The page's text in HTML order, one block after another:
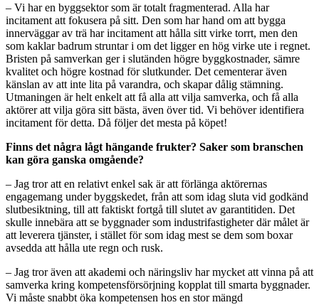
– Vi har en byggsektor som är totalt fragmenterad. Alla har
incitament att fokusera på sitt. Den som har hand om att bygga
innerväggar av trä har incitament att hålla sitt virke torrt, men den
som kaklar badrum struntar i om det ligger en hög virke ute i regnet.
Bristen på samverkan ger i slutänden högre byggkostnader, sämre
kvalitet och högre kostnad för slutkunder. Det cementerar även
känslan av att inte lita på varandra, och skapar dålig stämning.
Utmaningen är helt enkelt att få alla att vilja samverka, och få alla
aktörer att vilja göra sitt bästa, även över tid. Vi behöver identifiera
incitament för detta. Då följer det mesta på köpet!
Finns det några lågt hängande frukter? Saker som branschen
kan göra ganska omgående?
– Jag tror att en relativt enkel sak är att förlänga aktörernas
engagemang under byggskedet, från att som idag sluta vid godkänd
slutbesiktning, till att faktiskt fortgå till slutet av garantitiden. Det
skulle innebära att se byggnader som industrifastigheter där målet är
att leverera tjänster, i stället för som idag mest se dem som boxar
avsedda att hålla ute regn och rusk.
– Jag tror även att akademi och näringsliv har mycket att vinna på att
samverka kring kompetensförsörjning kopplat till smarta byggnader.
Vi måste snabbt öka kompetensen hos en stor mängd